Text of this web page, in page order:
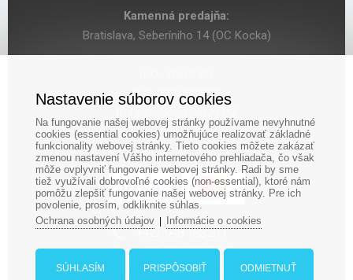
Kamenná predajňa:
Bratislava, Seberíniho 14 (OC Kocka)
DIČ: 2024029755
‎+421 948 188 211
+421 908 666 767
ludopolis@ludopolis.sk
Nastavenie súborov cookies
Na fungovanie našej webovej stránky používame nevyhnutné
cookies (essential cookies) umožňujúce realizovať základné
funkcionality webovej stránky. Tieto cookies môžete zakázať
zmenou nastavení Vášho internetového prehliadača, čo však
môže ovplyvniť fungovanie webovej stránky. Radi by sme
tiež využívali dobrovoľné cookies (non-essential), ktoré nám
pomôžu zlepšiť fungovanie našej webovej stránky. Pre ich
povolenie, prosím, odkliknite súhlas.
Ochrana osobných údajov| Informácie o cookies
SÚHLASÍM PRISPÔSOBIŤ ODMIETNUŤ